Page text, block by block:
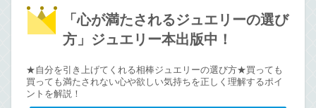
「心が満たされるジュエリーの選び
方」ジュエリー本出版中！
★自分を引き上げてくれる相棒ジュエリーの選び方★買っても
買っても満たされない心や欲しい気持ちを正しく理解するポイ
ントを解説！